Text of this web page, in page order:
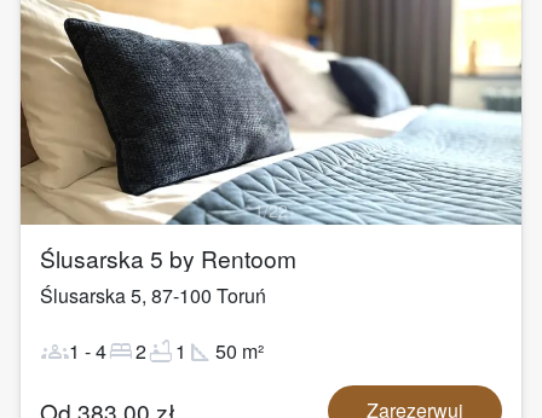
1/22
Ślusarska 5 by Rentoom
Ślusarska 5, 87-100 Toruń
groups1 -4bed2bathtub1 square_foot 50 m²
Od 383,00 zł Zarezerwuj